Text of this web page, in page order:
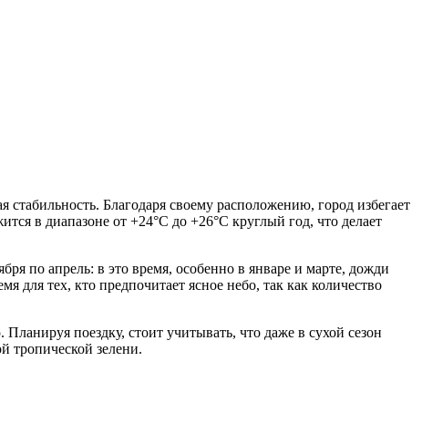
Благодаря своему расположению, город избегает
в диапазоне от +24°C до +26°C круглый год, что делает
по апрель: в это время, особенно в январе и марте, дожди
для тех, кто предпочитает ясное небо, так как количество
поездку, стоит учитывать, что даже в сухой сезон
тропической зелени.